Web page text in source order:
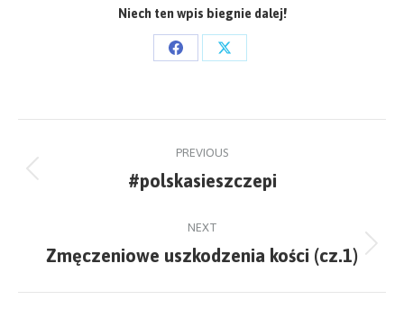
Niech ten wpis biegnie dalej!
Share
Facebook
Share
X
navigation
PREVIOUS
Previous
#polskasieszczepi
NEXT
Next
Zmęczeniowe uszkodzenia kości (cz.1)